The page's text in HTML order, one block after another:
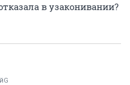
в узаконивании?